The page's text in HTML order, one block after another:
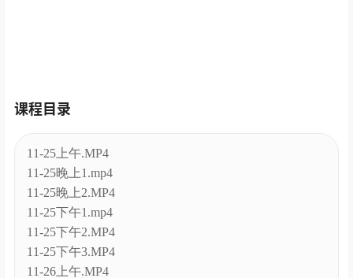
课程目录
11-25上午.MP4
11-25晚上1.mp4
11-25晚上2.MP4
11-25下午1.mp4
11-25下午2.MP4
11-25下午3.MP4
11-26上午.MP4